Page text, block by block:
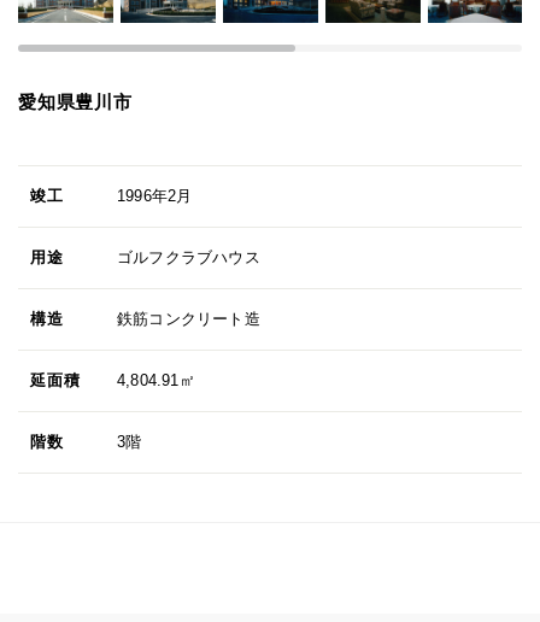
愛知県豊川市
竣工 1996年2月
用途 ゴルフクラブハウス
構造 鉄筋コンクリート造
延面積 4,804.91㎡
階数 3階